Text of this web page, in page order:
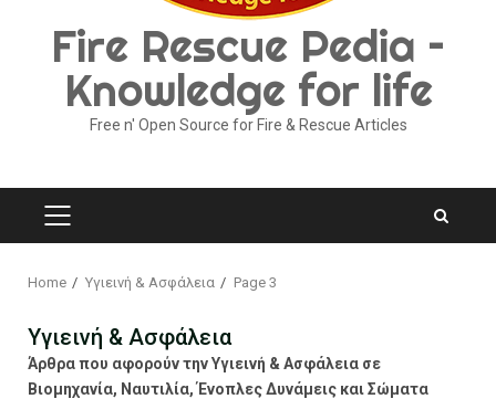
Fire Rescue Pedia –
Knowledge for life
Free n' Open Source for Fire & Rescue Articles
PRIMARY
Home Υγιεινή & Ασφάλεια Page 3
Υγιεινή & Ασφάλεια
Άρθρα που αφορούν την Υγιεινή & Ασφάλεια σε
Βιομηχανία, Ναυτιλία, Ένοπλες Δυνάμεις και Σώματα